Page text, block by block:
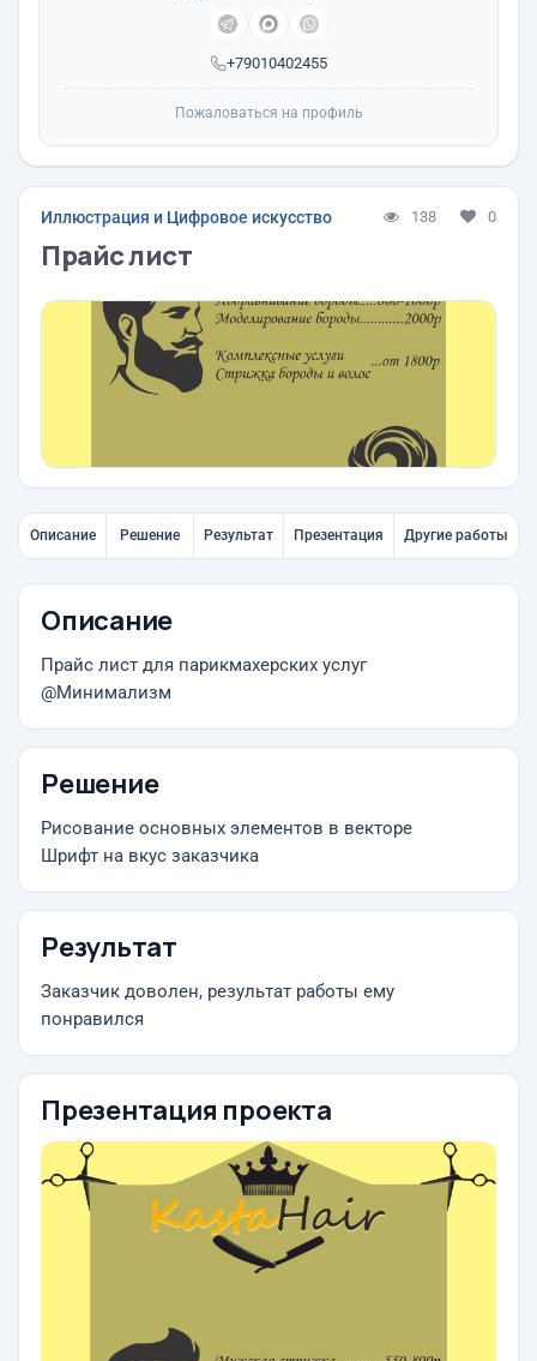
+79010402455
Пожаловаться на профиль
Иллюстрация и Цифровое искусство 138 0
Прайс лист
Описание Решение Результат Презентация Другие работы
Описание
Прайс лист для парикмахерских услуг
@Минимализм
Решение
Рисование основных элементов в векторе
Шрифт на вкус заказчика
Результат
Заказчик доволен, результат работы ему
понравился
Презентация проекта